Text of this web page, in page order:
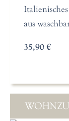
aus
35,90 €